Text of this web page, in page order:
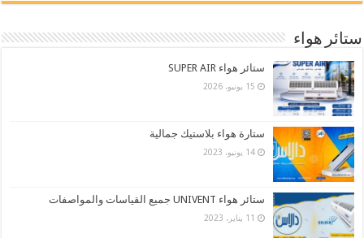
ستائر هواء
ستائر هواء SUPER AIR
15 يونيو، 2026
ستارة هواء بلاستيك جمالية
14 يونيو، 2023
ستائر هواء UNIVENT جميع القياسات والمواصفات
11 يناير، 2023